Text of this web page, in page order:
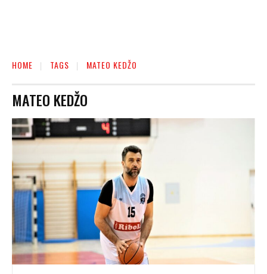
HOME TAGS MATEO KEDŽO
MATEO KEDŽO